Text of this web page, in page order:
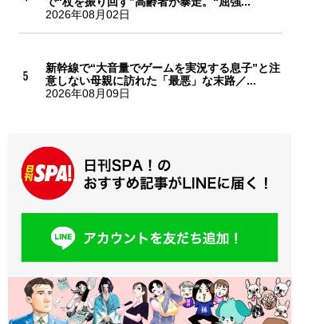
2026年08月02日
新幹線で“大音量でゲームを実況する息子”と注
意しない母親に訪れた「最悪」な末路／...
2026年08月09日